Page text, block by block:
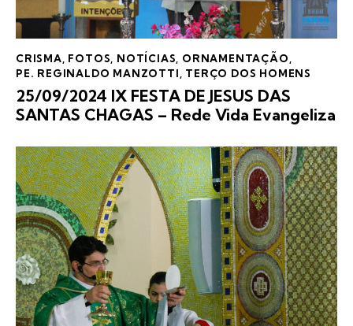
CRISMA FOTOS NOTÍCIAS ORNAMENTAÇÃO
PE. REGINALDO MANZOTTI
TERÇO DOS HOMENS
25/09/2024 IX FESTA DE JESUS DAS
SANTAS CHAGAS – Rede Vida Evangeliza